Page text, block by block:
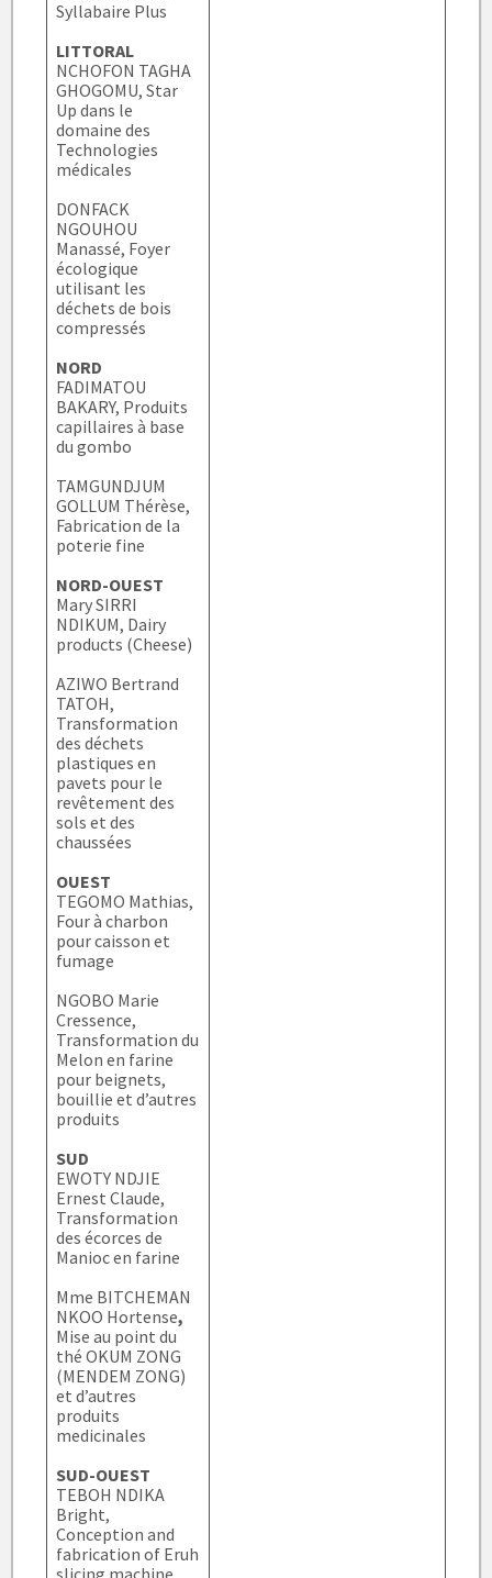
Syllabaire Plus
LITTORAL
NCHOFON TAGHA
GHOGOMU, Star
Up dans le
domaine des
Technologies
médicales
DONFACK
NGOUHOU
Manassé, Foyer
écologique
utilisant les
déchets de bois
compressés
NORD
FADIMATOU
BAKARY, Produits
capillaires à base
du gombo
TAMGUNDJUM
GOLLUM Thérèse,
Fabrication de la
poterie fine
NORD-OUEST
Mary SIRRI
NDIKUM, Dairy
products (Cheese)
AZIWO Bertrand
TATOH,
Transformation
des déchets
plastiques en
pavets pour le
revêtement des
sols et des
chaussées
OUEST
TEGOMO Mathias,
Four à charbon
pour caisson et
fumage
NGOBO Marie
Cressence,
Transformation du
Melon en farine
pour beignets,
bouillie et d’autres
produits
SUD
EWOTY NDJIE
Ernest Claude,
Transformation
des écorces de
Manioc en farine
Mme BITCHEMAN
NKOO Hortense,
Mise au point du
thé OKUM ZONG
(MENDEM ZONG)
et d’autres
produits
medicinales
SUD-OUEST
TEBOH NDIKA
Bright,
Conception and
fabrication of Eruh
slicing machine